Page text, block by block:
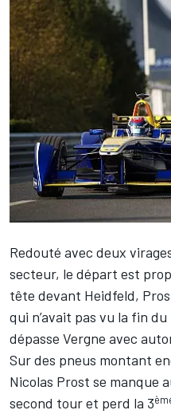
Redouté avec deux
secteur, le départ est
tête devant Heidfeld,
qui n’avait pas vu la fin
dépasse Vergne avec
Sur des pneus montant
Nicolas Prost se manque
second tour et perd la 3